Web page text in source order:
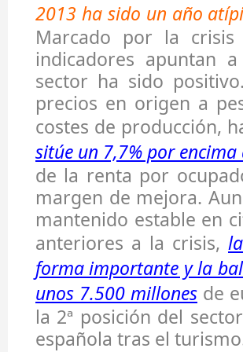
2013 ha sido un año
Marcado por la crisis
indicadores apuntan
sector ha sido
precios en origen a
costes de producción,
sitúe un 7,7% por
de la renta por
margen de mejora.
mantenido estable en
anteriores a la crisis,
forma importante y la
unos 7.500 millones de
la 2ª posición del
española tras el